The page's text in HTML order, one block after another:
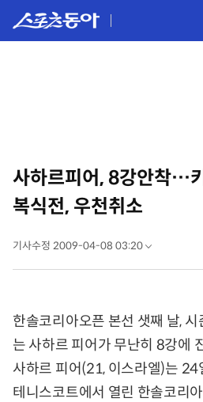
사하르피어, 8강안착…
복식전, 우천취소
기사수정 2009-04-08 03:20
한솔코리아오픈 본선 샛째 날,
는 사하르 피어가 무난히 8강에
사하르 피어(21, 이스라엘)는 24
테니스코트에서 열린 한솔코리